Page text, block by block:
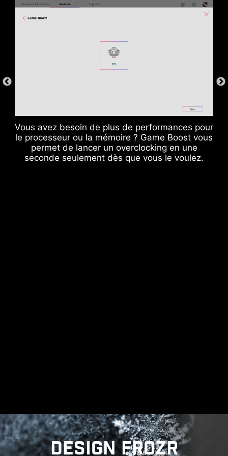
Vous avez besoin de plus de performances pour
le processeur ou la mémoire ? Game Boost vous
permet de lancer un overclocking en une
seconde seulement dès que vous le voulez.
CPU / PWM IC
DESIGN FROZR